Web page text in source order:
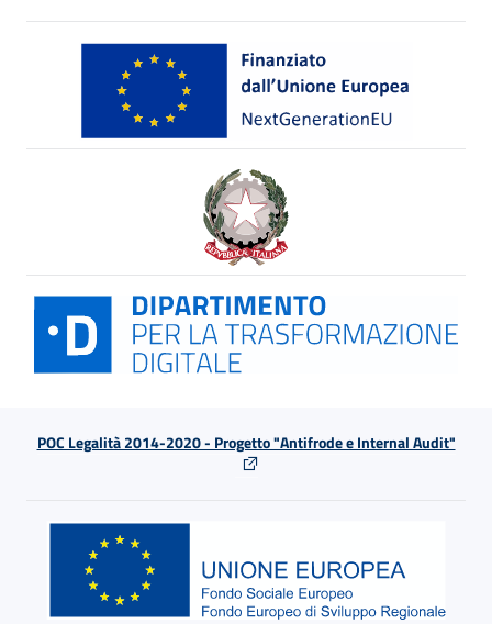
POC Legalità 2014-2020 - Progetto "Antifrode e Internal Audit"